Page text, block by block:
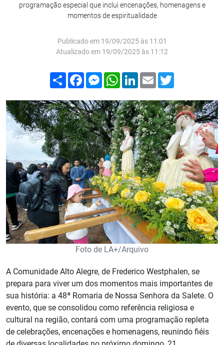
programação especial que inclui encenações, homenagens e
momentos de espiritualidade
Publicado em 19/09/2025 às 11:01
Atualizado em 19/09/2025 às 11:12
Compartilhar
FacebookMessenger
WhatsApp
LinkedIn
Email
Foto de LA+/Arquivo
A Comunidade Alto Alegre, de Frederico Westphalen, se
prepara para viver um dos momentos mais importantes de
sua história: a 48ª Romaria de Nossa Senhora da Salete. O
evento, que se consolidou como referência religiosa e
cultural na região, contará com uma programação repleta
de celebrações, encenações e homenagens, reunindo fiéis